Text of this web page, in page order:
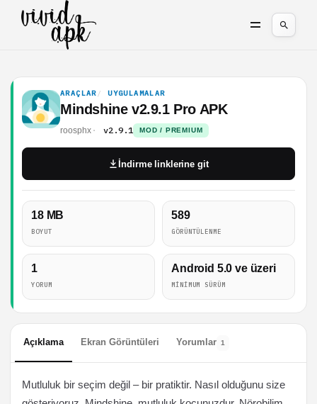
ARAÇLAR UYGULAMALAR
Mindshine v2.9.1 Pro APK
roosphx v2.9.1 MOD / PREMIUM
18 MB
BOYUT
589
GÖRÜNTÜLENME
1
YORUM
Android 5.0 ve üzeri
MINIMUM SÜRÜM
İndirme linklerine git
Açıklama Ekran Görüntüleri Yorumlar 1
Mutluluk bir seçim değil – bir pratiktir. Nasıl olduğunu size